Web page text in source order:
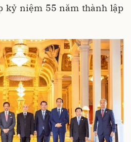
kỷ niệm 55 năm thành lập